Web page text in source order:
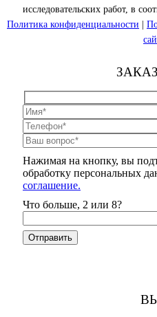
исследовательских работ, в
Политика конфиденциальности
Нажимая на кнопку, вы
обработку персональных
соглашение.
Что больше, 2 или 8?